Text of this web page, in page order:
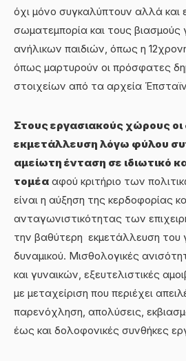
όχι μόνο συγκαλύπτουν αλλά και
σωματεμπορία και τους βιασμούς
ανήλικων παιδιών, όπως η
όπως μαρτυρούν οι πρόσφατες
στοιχείων από τα αρχεία
Στους εργασιακούς χώρους οι
εκμετάλλευση λόγω φύλου
αμείωτη ένταση σε ιδιωτικό
τομέα αφού κριτήριο των
είναι η αύξηση της κερδοφορίας
ανταγωνιστικότητας των
την βαθύτερη εκμετάλλευση του
δυναμικού. Μισθολογικές
και γυναικών, εξευτελιστικές
με μεταχείριση που περιέχει
παρενόχληση, απολύσεις,
έως και δολοφονικές συνθήκες